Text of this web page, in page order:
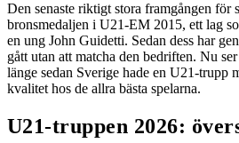
Den senaste riktigt stora framgången för
bronsmedaljen i U21-EM 2015, ett lag
en ung John Guidetti. Sedan dess har
gått utan att matcha den bedriften. Nu
länge sedan Sverige hade en U21-trupp
kvalitet hos de allra bästa spelarna.
U21-truppen 2026: